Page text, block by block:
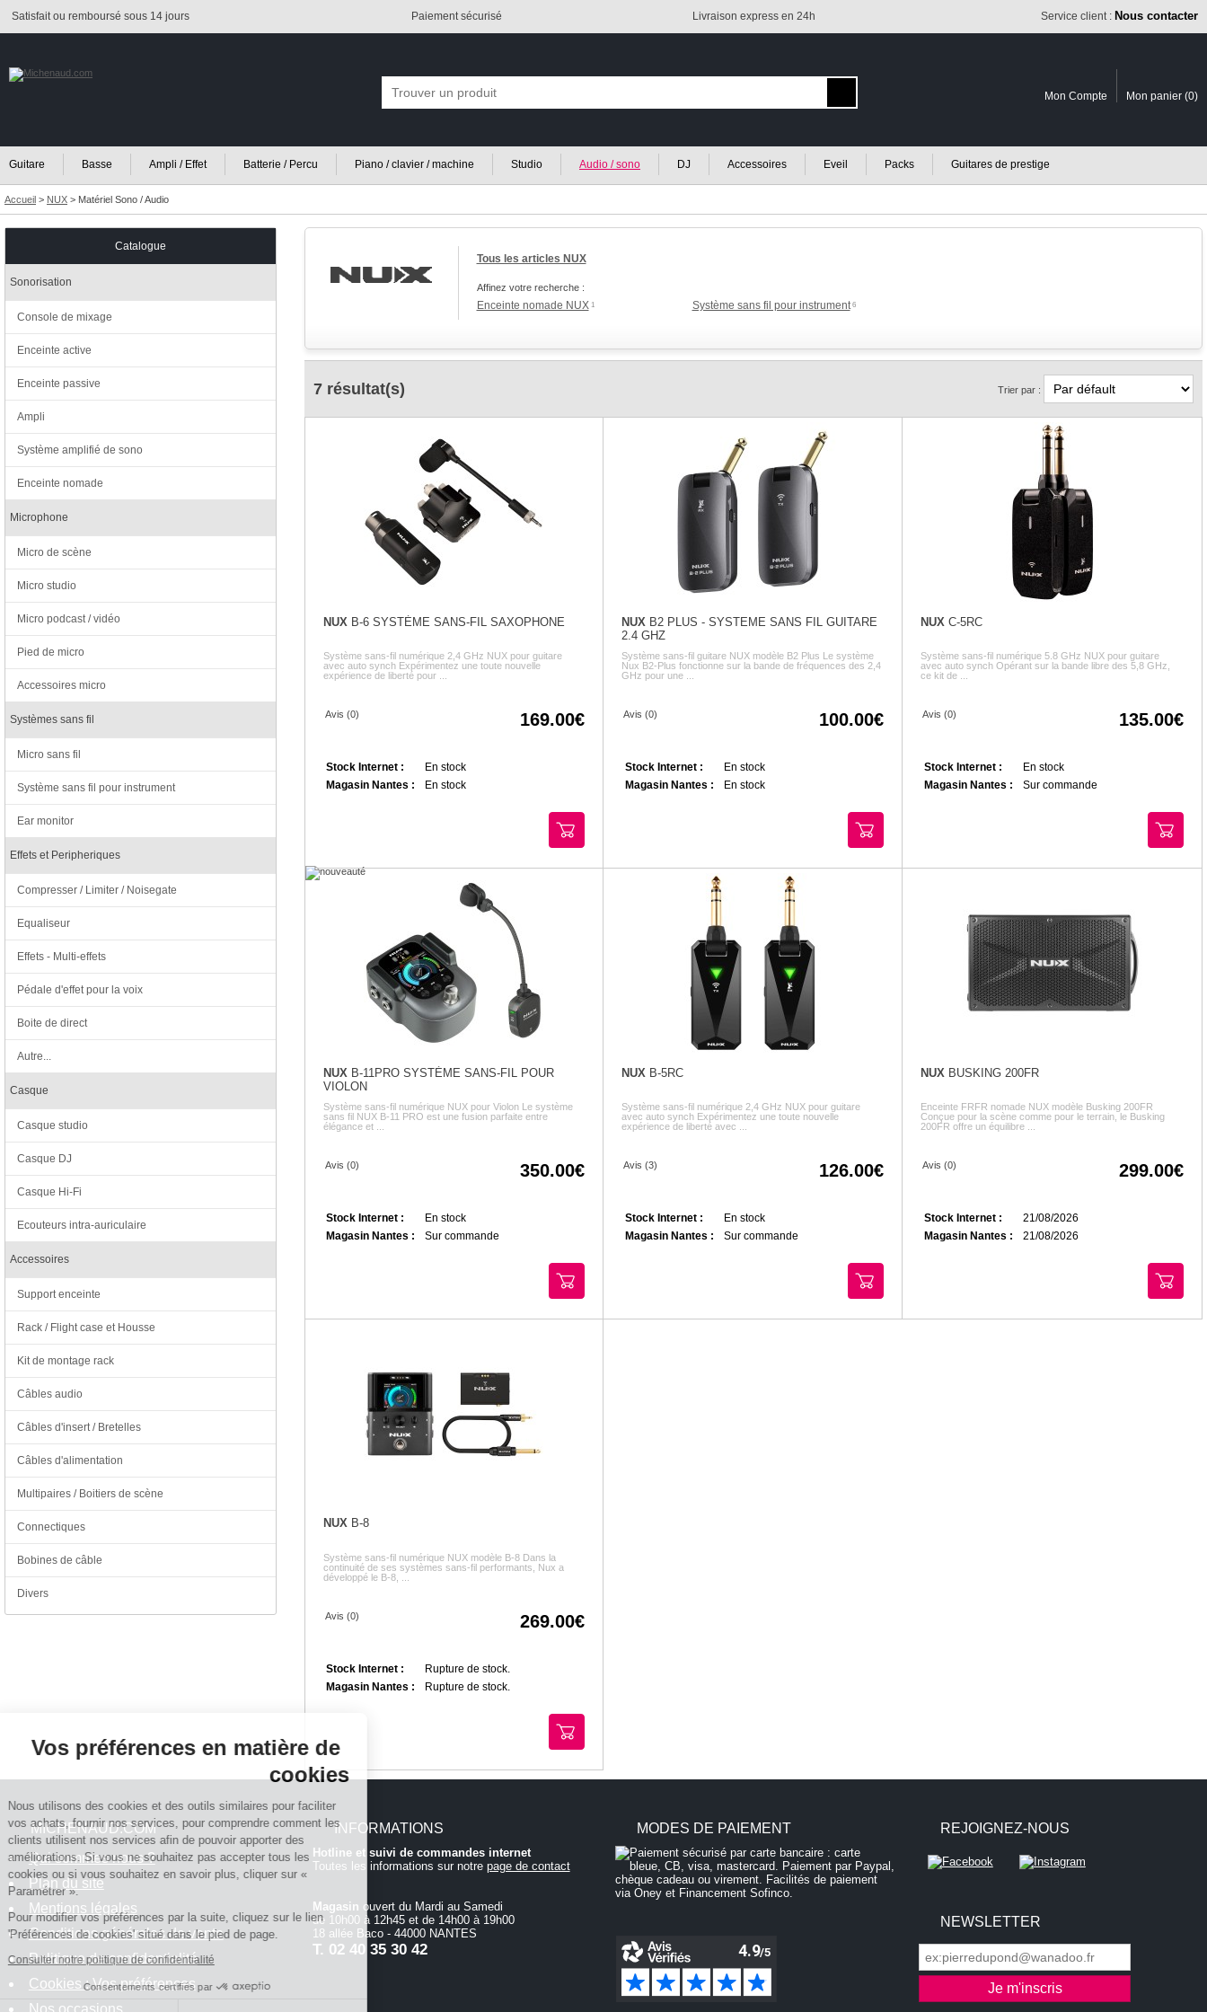
Vos préférences en matière de
cookies
Nous utilisons des cookies et des outils similaires pour faciliter
vos achats, fournir nos services, pour comprendre comment les
clients utilisent nos services afin de pouvoir apporter des
améliorations. Si vous ne souhaitez pas accepter tous les
cookies ou si vous souhaitez en savoir plus, cliquer sur «
Paramétrer ».
Pour modifier vos préférences par la suite, cliquez sur le lien
'Préférences de cookies' situé dans le pied de page.
Consulter notre politique de confidentialité
Consentements certifiés par
Satisfait ou remboursé sous 14 jours Paiement sécurisé Livraison express en 24h Service client : Nous contacter
Mon Compte Mon panier (0)
Guitare Basse Ampli / Effet Batterie / Percu Piano / clavier / machine Studio Audio / sono DJ Accessoires Eveil Packs Guitares de prestige
Accueil > NUX > Matériel Sono / Audio
Tous les articles NUX
Affinez votre recherche :
Enceinte nomade NUX 1 Système sans fil pour instrument6
7 résultat(s) Trier par :
NUX B-6 SYSTÈME SANS-FIL SAXOPHONE
Système sans-fil numérique 2,4 GHz NUX pour guitare
avec auto synch Expérimentez une toute nouvelle
expérience de liberté pour ...
Avis (0) 169.00
Stock Internet :
En stock
Magasin Nantes :
En stock
NUX B2 PLUS - SYSTEME SANS FIL GUITARE
2.4 GHZ
Système sans-fil guitare NUX modèle B2 Plus Le système
Nux B2-Plus fonctionne sur la bande de fréquences des 2,4
GHz pour une ...
Avis (0) 100.00
Stock Internet :
En stock
Magasin Nantes :
En stock
NUX C-5RC
Système sans-fil numérique 5.8 GHz NUX pour guitare
avec auto synch Opérant sur la bande libre des 5,8 GHz,
ce kit de ...
Avis (0) 135.00
Stock Internet :
En stock
Magasin Nantes :
Sur commande
NUX B-11PRO SYSTÈME SANS-FIL POUR
VIOLON
Système sans-fil numérique NUX pour Violon Le système
sans fil NUX B-11 PRO est une fusion parfaite entre
élégance et ...
Avis (0) 350.00
Stock Internet :
En stock
Magasin Nantes :
Sur commande
NUX B-5RC
Système sans-fil numérique 2,4 GHz NUX pour guitare
avec auto synch Expérimentez une toute nouvelle
expérience de liberté avec ...
Avis (3) 126.00
Stock Internet :
En stock
Magasin Nantes :
Sur commande
NUX BUSKING 200FR
Enceinte FRFR nomade NUX modèle Busking 200FR
Conçue pour la scène comme pour le terrain, le Busking
200FR offre un équilibre ...
Avis (0) 299.00
Stock Internet :
21/08/2026
Magasin Nantes :
21/08/2026
NUXB-8
Système sans-fil numérique NUX modèle B-8 Dans la
continuité de ses systèmes sans-fil performants, Nux a
développé le B-8, ...
Avis (0) 269.00
Stock Internet :
Rupture de stock.
Magasin Nantes :
Rupture de stock.
Catalogue
Sonorisation
Console de mixage
Enceinte active
Enceinte passive
Ampli
Système amplifié de sono
Enceinte nomade
Microphone
Micro de scène
Micro studio
Micro podcast / vidéo
Pied de micro
Accessoires micro
Systèmes sans fil
Micro sans fil
Système sans fil pour instrument
Ear monitor
Effets et Peripheriques
Compresser / Limiter / Noisegate
Equaliseur
Effets - Multi-effets
Pédale d'effet pour la voix
Boite de direct
Autre...
Casque
Casque studio
Casque DJ
Casque Hi-Fi
Ecouteurs intra-auriculaire
Accessoires
Support enceinte
Rack / Flight case et Housse
Kit de montage rack
Câbles audio
Câbles d'insert / Bretelles
Câbles d'alimentation
Multipaires / Boitiers de scène
Connectiques
Bobines de câble
Divers
MICHENAUD.COM
Qui sommes nous ?
Plan du site
Mentions légales
Conditions générales de vente
Politique de confidentialité
Cookies : Vos préférences
Nos occasions
INFORMATIONS
Hotline et suivi de commandes internet
Toutes les informations sur notre page de contact
Magasin ouvert du Mardi au Samedi
de 10h00 à 12h45 et de 14h00 à 19h00
18 allée Baco - 44000 NANTES
T. 02 40 35 30 42
MODES DE PAIEMENT REJOIGNEZ-NOUS
NEWSLETTER